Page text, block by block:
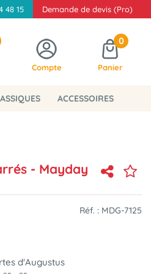
48 15 Demande de devis (Pro)
Compte
0
Panier
ACCESSOIRES
- Mayday
Réf. : MDG-7125
d'Augustus